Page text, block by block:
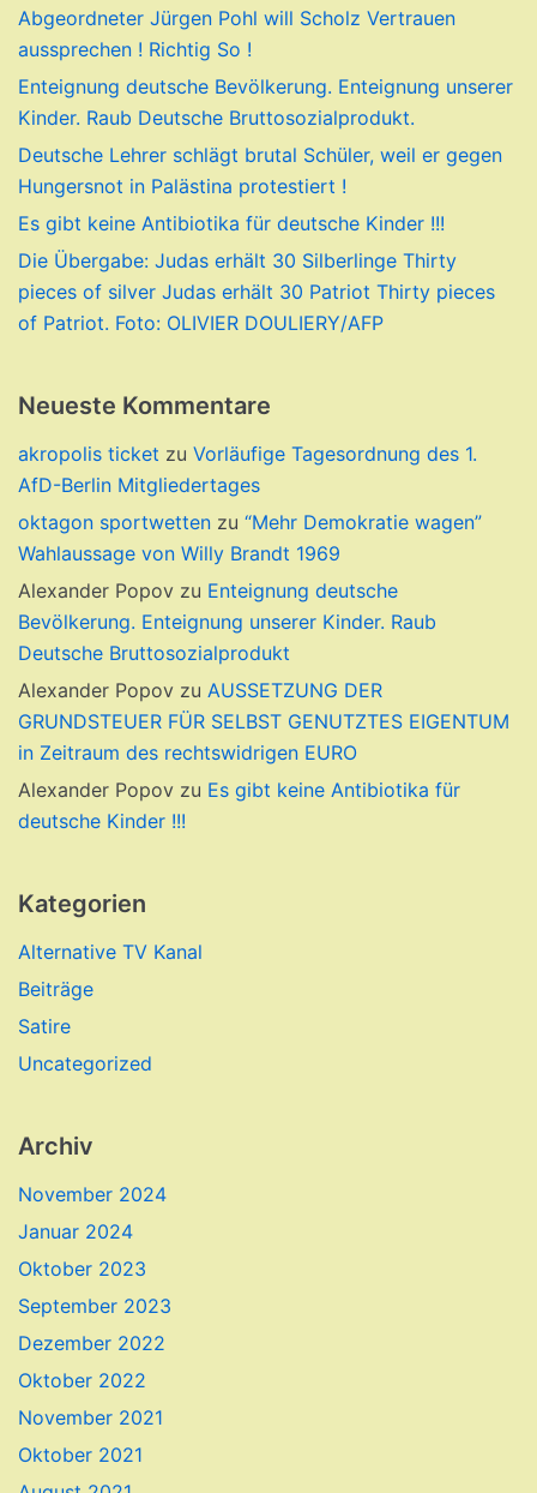
Abgeordneter Jürgen Pohl will Scholz Vertrauen
aussprechen ! Richtig So !
Enteignung deutsche Bevölkerung. Enteignung unserer
Kinder. Raub Deutsche Bruttosozialprodukt.
Deutsche Lehrer schlägt brutal Schüler, weil er gegen
Hungersnot in Palästina protestiert !
Es gibt keine Antibiotika für deutsche Kinder !!!
Die Übergabe: Judas erhält 30 Silberlinge Thirty
pieces of silver Judas erhält 30 Patriot Thirty pieces
of Patriot. Foto: OLIVIER DOULIERY/AFP
Neueste Kommentare
akropolis ticket zu Vorläufige Tagesordnung des 1.
AfD-Berlin Mitgliedertages
oktagon sportwetten zu “Mehr Demokratie wagen”
Wahlaussage von Willy Brandt 1969
Alexander Popov zu Enteignung deutsche
Bevölkerung. Enteignung unserer Kinder. Raub
Deutsche Bruttosozialprodukt
Alexander Popov zu AUSSETZUNG DER
GRUNDSTEUER FÜR SELBST GENUTZTES EIGENTUM
in Zeitraum des rechtswidrigen EURO
Alexander Popov zu Es gibt keine Antibiotika für
deutsche Kinder !!!
Kategorien
Alternative TV Kanal
Beiträge
Satire
Uncategorized
Archiv
November 2024
Januar 2024
Oktober 2023
September 2023
Dezember 2022
Oktober 2022
November 2021
Oktober 2021